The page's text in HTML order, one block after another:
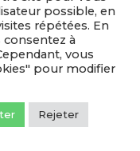
possible, en
répétées. En
à
vous
pour modifier
Rejeter